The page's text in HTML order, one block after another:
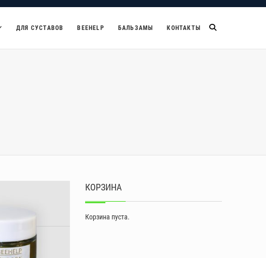
ДЛЯ СУСТАВОВ BEEHELP БАЛЬЗАМЫ КОНТАКТЫ
КОРЗИНА
Корзина пуста.